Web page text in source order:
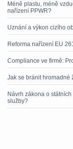
Méně plastu, méně
nařízení PPWR?
Uznání a výkon cizího
Reforma nařízení EU
Compliance ve firmě:
Jak se bránit hromadné
Návrh zákona o
služby?